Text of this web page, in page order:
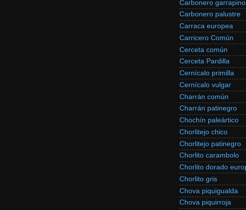
Carbonero
Carbonero palustre
Carraca europea
Carricero Común
Cerceta común
Cerceta Pardilla
Cernícalo primilla
Cernícalo vulgar
Charrán común
Charrán patinegro
Chochín paleártico
Chorlitejo chico
Chorlitejo patinegro
Chorlito carambolo
Chorlito dorado
Chorlito gris
Chova piquigualda
Chova piquirroja